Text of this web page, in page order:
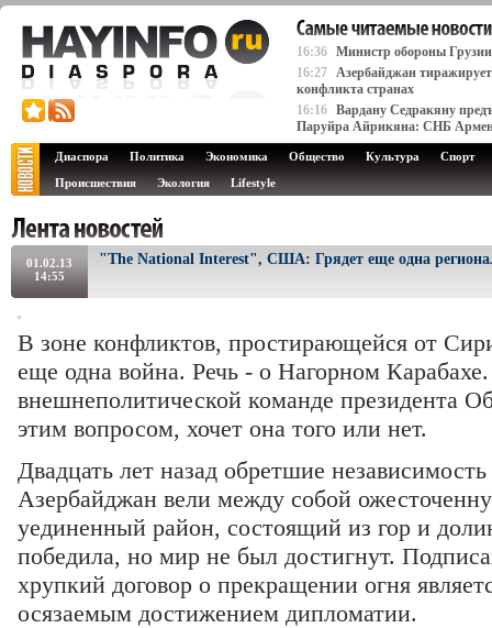
16:36 Министр обороны
16:27 Азербайджан
конфликта странах
16:16 Вардану Седракяну
Паруйра Айрикяна: СНБ
Диаспора Политика Экономика Общество Культура
Спорт
Происшествия
Экология Lifestyle
01.02.13
14:55
"The National Interest", США: Грядет еще одна
В зоне конфликтов, простирающейся от
еще одна война. Речь - о Нагорном
внешнеполитической команде президента
этим вопросом, хочет она того или нет.
Двадцать лет назад обретшие
Азербайджан вели между собой
уединенный район, состоящий из гор и
победила, но мир не был достигнут.
хрупкий договор о прекращении огня
осязаемым достижением дипломатии.